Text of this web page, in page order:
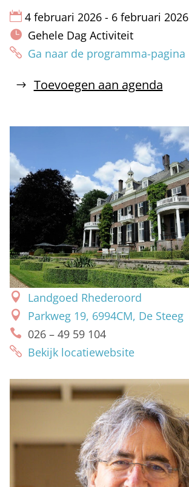
4 februari 2026 - 6 februari 2026
Gehele Dag Activiteit
Ga naar de programma-pagina
Toevoegen aan agenda
Landgoed Rhederoord
Parkweg 19, 6994CM, De Steeg
026 – 49 59 104
Bekijk locatiewebsite